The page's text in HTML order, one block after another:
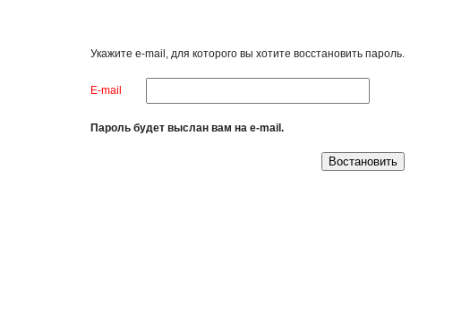
Укажите e-mail, для которого вы хотите восстановить пароль.
E-mail
Пароль будет выслан вам на e-mail.